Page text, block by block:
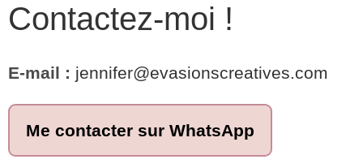
Contactez-moi !
E-mail : jennifer@evasionscreatives.com
Me contacter sur WhatsApp